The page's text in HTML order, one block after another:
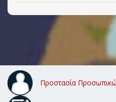
Προστασία